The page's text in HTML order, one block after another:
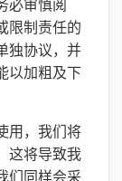
限制责任的
独协议，并
以加粗及下
用，我们将
这将导致我
们同样会采